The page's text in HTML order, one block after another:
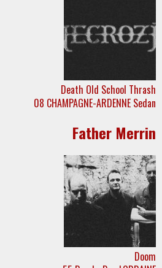
Death Old School Thrash
08 CHAMPAGNE-ARDENNE Sedan
Father Merrin
Doom